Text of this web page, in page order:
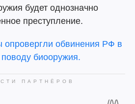
будет однозначно
преступление.
опровергли обвинения РФ в
биооружия.